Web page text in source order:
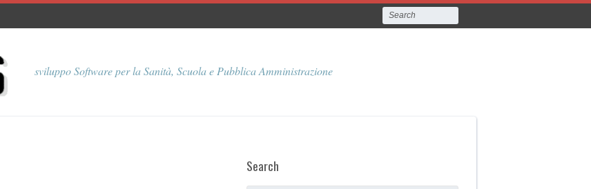
sviluppo Software per la Sanità, Scuola e Pubblica Amministrazione
Search